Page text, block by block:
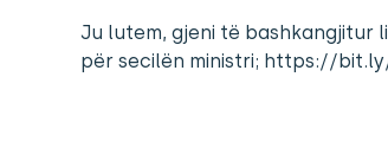
Ju lutem, gjeni të bashkangjitur
për secilën ministri; https://